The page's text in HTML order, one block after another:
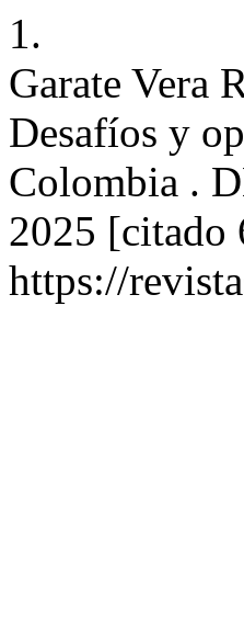
1.
Garate Vera
Desafíos y
Colombia .
2025 [citado
https://